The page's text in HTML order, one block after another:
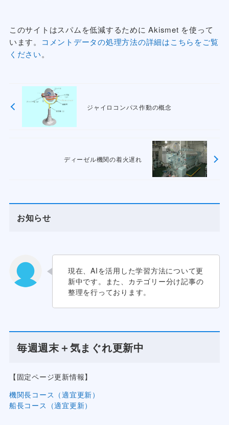
このサイトはスパムを低減するために Akismet を使って
います。 コメントデータの処理方法の詳細はこちらをご覧
ください。
ジャイロコンパス作動の概念
ディーゼル機関の着火遅れ
お知らせ
現在、AIを活用した学習方法について更
新中です。また、カテゴリー分け記事の
整理を行っております。
毎週週末＋気まぐれ更新中
【固定ページ更新情報】
機関長コース（適宜更新）
船長コース（適宜更新）